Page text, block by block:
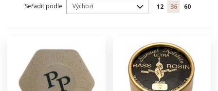
Seřadit podle 12 36 60